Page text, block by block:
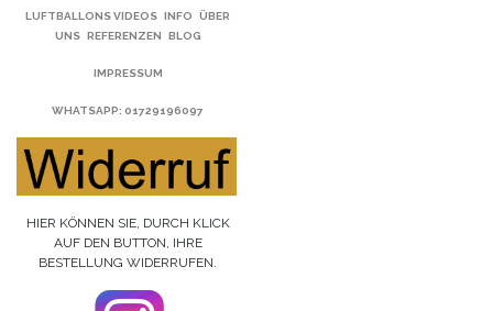
LUFTBALLONS VIDEOS INFO
ÜBER
UNS REFERENZEN BLOG
IMPRESSUM
WHATSAPP: 01729196097
HIER KÖNNEN SIE, DURCH KLICK
AUF DEN BUTTON, IHRE
BESTELLUNG WIDERRUFEN.